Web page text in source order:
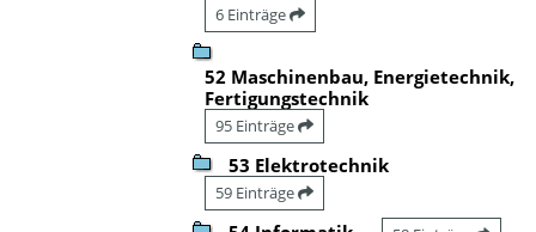
6 Einträge
52 Maschinenbau, Energietechnik,
Fertigungstechnik
95 Einträge
53 Elektrotechnik
59 Einträge